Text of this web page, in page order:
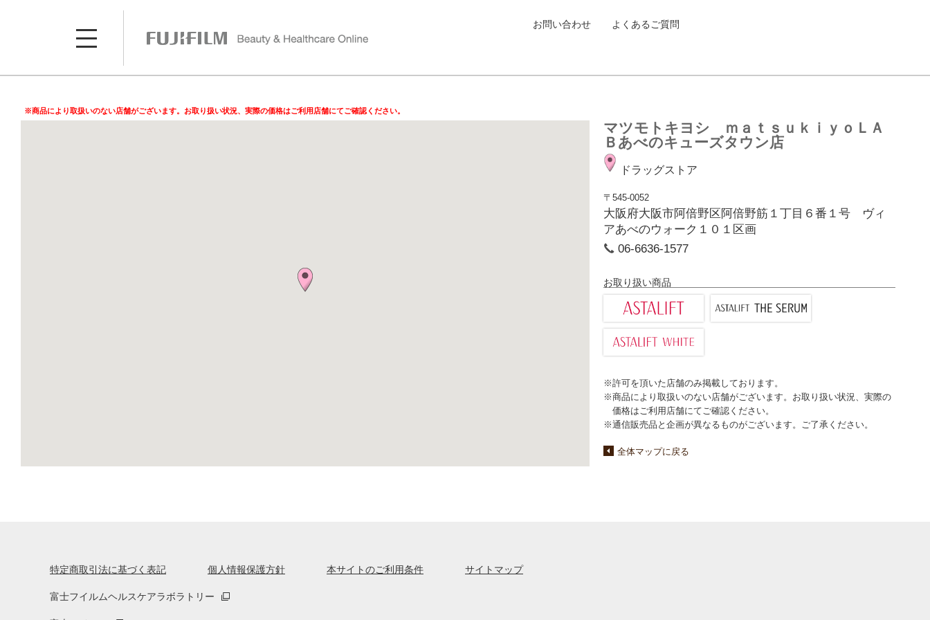
お問い合わせ よくあるご質問
※商品により取扱いのない店舗がございます。お取り扱い状況、実際の価格はご利用店舗にてご確認ください。
マツモトキヨシ ｍａｔｓｕｋｉｙｏＬＡ
Ｂあべのキューズタウン店
ドラッグストア
〒545-0052
大阪府大阪市阿倍野区阿倍野筋１丁目６番１号 ヴィ
アあべのウォーク１０１区画
06-6636-1577
お取り扱い商品
※許可を頂いた店舗のみ掲載しております。
※商品により取扱いのない店舗がございます。お取り扱い状況、実際の
価格はご利用店舗にてご確認ください。
※通信販売品と企画が異なるものがございます。ご了承ください。
全体マップに戻る
特定商取引法に基づく表記 個人情報保護方針 本サイトのご利用条件 サイトマップ
富士フイルムヘルスケアラボラトリー